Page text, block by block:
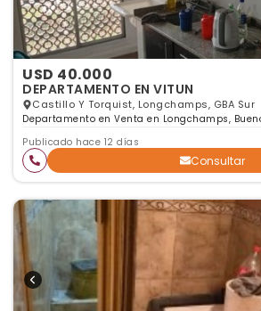
USD 40.000
DEPARTAMENTO EN VITUN
Castillo Y Torquist, Longchamps, GBA Sur
Departamento en Venta en Longchamps,
Publicado hace 12 días
Consultar